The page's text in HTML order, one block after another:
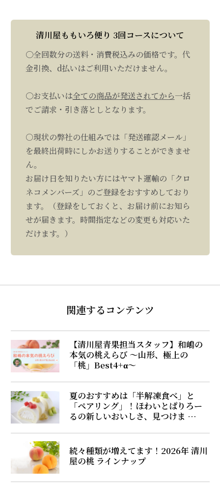
清川屋ももいろ便り 3回コースについて
〇全回数分の送料・消費税込みの価格です。代
金引換、d払いはご利用いただけません。
〇お支払いは全ての商品が発送されてから一括
でご請求・引き落としとなります。
○現状の弊社の仕組みでは「発送確認メール」
を最終出荷時にしかお送りすることができませ
ん。
お届け日を知りたい方にはヤマト運輸の「クロ
ネコメンバーズ 」のご登録をおすすめしており
ます。（登録をしておくと、お届け前にお知ら
せが届きます。時間指定などの変更も対応いた
だけます。）
関連するコンテンツ
【清川屋青果担当スタッフ】和嶋の
本気の桃えらび ～山形、極上の
「桃」Best4+α～
夏のおすすめは「半解凍食べ」と
「ペアリング」！ほわいとぱりろー
るの新しいおいしさ、見つけま …
続々種類が増えてます！2026年 清川
屋の桃 ラインナップ